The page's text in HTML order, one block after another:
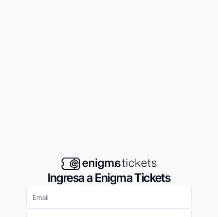
Ingresa a Enigma Tickets